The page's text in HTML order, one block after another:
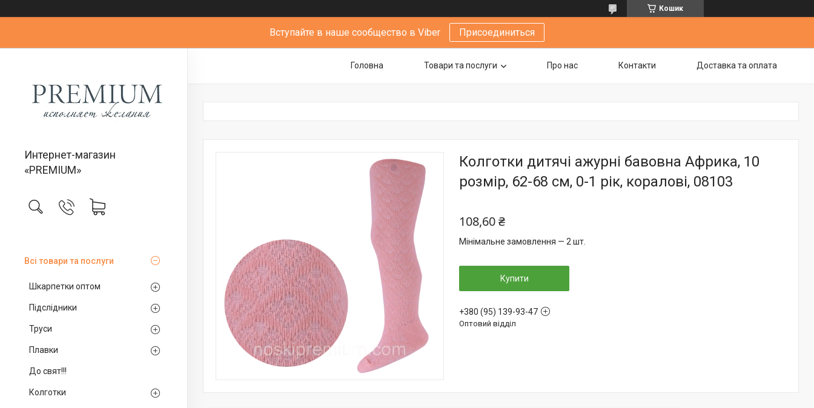
Кошик
Вступайте в наше сообщество в Viber Присоединиться
Интернет-магазин
«PREMIUM»
Всі товари та послуги
Шкарпетки оптом
Підслідники
Труси
Плавки
До свят!!!
Колготки
Головна Товари та послуги Про нас Контакти Доставка та оплата
Колготки дитячі ажурні бавовна Африка, 10
розмір, 62-68 см, 0-1 рік, коралові, 08103
108,60 ₴
Мінімальне замовлення — 2 шт.
Купити
+380 (95) 139-93-47
Оптовий відділ